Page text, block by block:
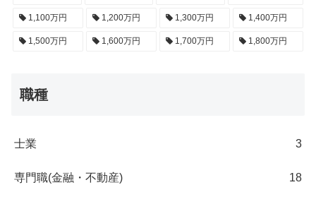
1,100万円 1,200万円 1,300万円 1,400万円
1,500万円 1,600万円 1,700万円 1,800万円
職種
士業 3
専門職(金融・不動産) 18